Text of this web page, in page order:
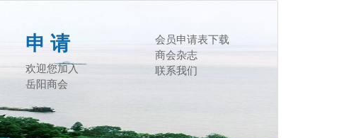
申 请
欢迎您加入
岳阳商会
会员申请表下载
商会杂志
联系我们